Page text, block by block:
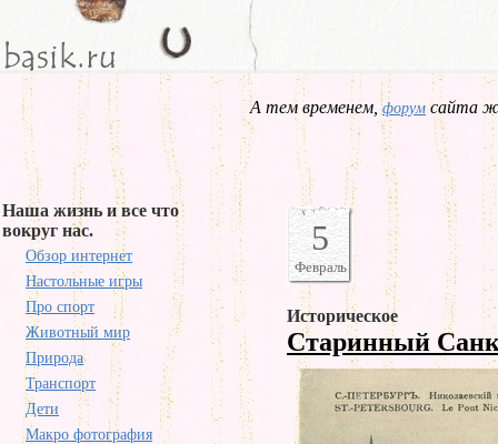
А тем временем,форум сайта
Наша жизнь и все что
вокруг нас.
Обзор интернет
Настольные игры
Про спорт
Животный мир
Природа
Транспорт
Дети
Макро фотография
5
Февраль
Историческое
Старинный